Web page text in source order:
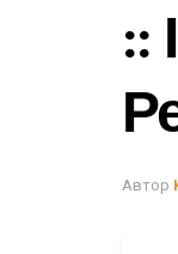
::
Автор